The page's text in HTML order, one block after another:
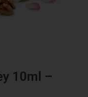
10ml –